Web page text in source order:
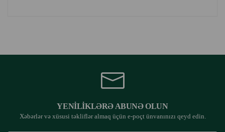
YENILIKLƏRƏ ABUNƏ OLUN
Xəbərlər və xüsusi təkliflər almaq üçün e-poçt ünvanınızı qeyd edin.